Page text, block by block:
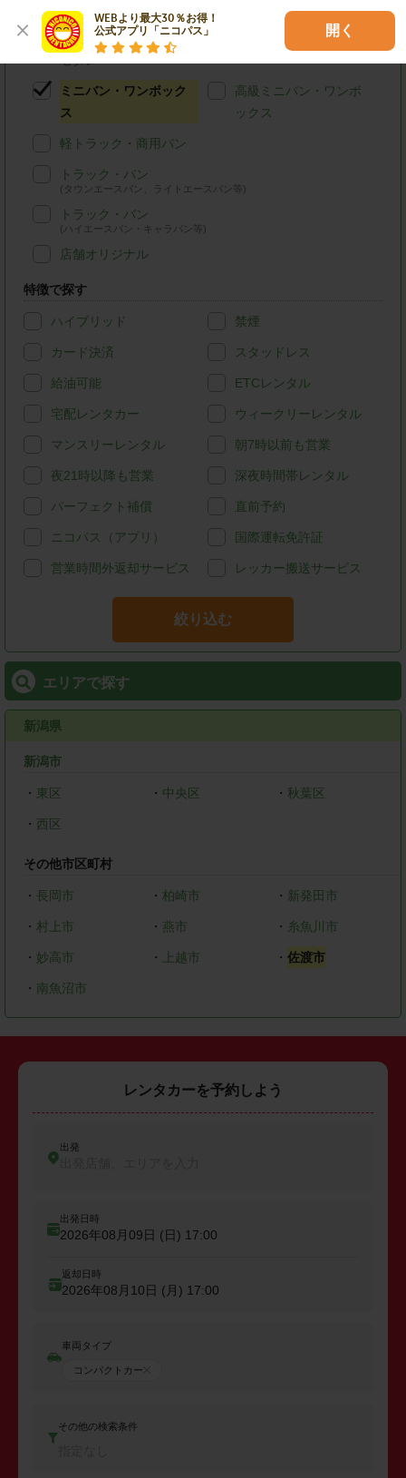
WEBより最大30％お得！
公式アプリ「ニコパス」
開く
ステーションワゴン・
ミニバン・ワンボック
ス
高級ミニバン・ワンボ
ックス
軽トラック・商用バン
トラック・バン
(タウンエースバン、ライトエースバン等)
トラック・バン
(ハイエースバン・キャラバン等)
店舗オリジナル
特徴で探す
ハイブリッド 禁煙
カード決済 スタッドレス
給油可能 ETCレンタル
宅配レンタカー ウィークリーレンタル
マンスリーレンタル 朝7時以前も営業
夜21時以降も営業 深夜時間帯レンタル
パーフェクト補償 直前予約
ニコパス（アプリ） 国際運転免許証
営業時間外返却サービス レッカー搬送サービス
絞り込む
エリアで探す
新潟県
新潟市
・ 東区 ・ 中央区 ・ 秋葉区
・ 西区
その他市区町村
・ 長岡市 ・ 柏崎市 ・ 新発田市
・ 村上市 ・ 燕市 ・ 糸魚川市
・ 妙高市 ・ 上越市 ・佐渡市
・ 南魚沼市
レンタカーを予約しよう
出発
出発日時
2026年08月09日 (日) 17:00
返却日時
2026年08月10日 (月) 17:00
車両タイプ
コンパクトカー
その他の検索条件